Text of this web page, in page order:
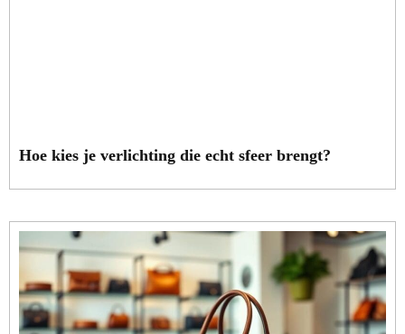
Hoe kies je verlichting die echt sfeer brengt?